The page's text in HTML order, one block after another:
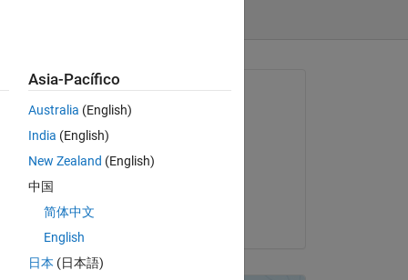
Massimo Savazzi
el 25 de Ag. de 2021
el 25 de Ag. de 2021
Asia-Pacífico
Australia (English)
India (English)
New Zealand (English)
中国
简体中文
English
日本 (日本語)